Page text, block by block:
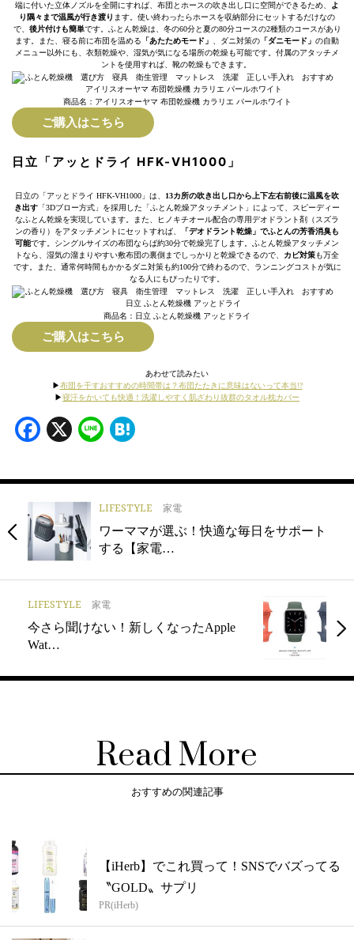
端に付いた立体ノズルを全開にすれば、布団とホースの吹き出し口に空間ができるため、 よ
り隅々まで温風が行き渡り ます。使い終わったらホースを収納部分にセットするだけなの
で、 後片付けも簡単です。ふとん乾燥は、冬の60分と夏の80分コースの2種類のコースがあり
ます。また、寝る前に布団を温める 「あたためモード」 、ダニ対策の 「ダニモード」 の自動
メニュー以外にも、衣類乾燥や、湿気が気になる場所の乾燥も可能です。付属のアタッチメ
ントを使用すれば、靴の乾燥もできます。
商品名：アイリスオーヤマ 布団乾燥機 カラリエ パールホワイト
ご購入はこちら
日立「アッとドライ HFK-VH1000」
日立の「アッとドライ HFK-VH1000」は、 13カ所の吹き出し口から上下左右前後に温風を吹
き出す 「3Dブロー方式」を採用した「ふとん乾燥アタッチメント」によって、スピーディー
なふとん乾燥を実現しています。また、ヒノキチオール配合の専用デオドラント剤（スズラ
ンの香り）をアタッチメントにセットすれば、
「デオドラント乾燥」でふとんの芳香消臭も
可能です。シングルサイズの布団ならば約30分で乾燥完了します。ふとん乾燥アタッチメン
トなら、湿気の溜まりやすい敷布団の裏側までしっかりと乾燥できるので、 カビ対策も万全
です。また、通常何時間もかかるダニ対策も約100分で終わるので、ランニングコストが気に
なる人にもぴったりです。
商品名：日立 ふとん乾燥機 アッとドライ
ご購入はこちら
あわせて読みたい
▶布団を干すおすすめの時間帯は？布団たたきに意味はないって本当!?
▶寝汗をかいても快適！洗濯しやすく肌ざわり抜群のタオル枕カバー
Facebook
X Line
LIFESTYLE 家電
ワーママが選ぶ！快適な毎日をサポート
する【家電…
LIFESTYLE 家電
今さら聞けない！新しくなったApple
Wat…
Read More
おすすめの関連記事
【iHerb】でこれ買って！SNSでバズってる
〝GOLD〟サプリ
PR(iHerb)